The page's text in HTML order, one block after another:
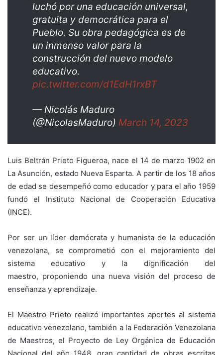
luchó por una educación universal,
gratuita y democrática para el
Pueblo. Su obra pedagógica es de
un inmenso valor para la
construcción del nuevo modelo
educativo.
pic.twitter.com/d1EdH1rxBT
— Nicolás Maduro
(@NicolasMaduro) March 14, 2023
Luis Beltrán Prieto Figueroa, nace el 14 de marzo 1902 en
La Asunción, estado Nueva Esparta. A partir de los 18 años
de edad se desempeñó como educador y para el año 1959
fundó el Instituto Nacional de Cooperación Educativa
(INCE).
Por ser un líder demócrata y humanista de la educación
venezolana, se comprometió con el mejoramiento del
sistema educativo y la dignificación del
maestro, proponiendo una nueva visión del proceso de
enseñanza y aprendizaje.
El Maestro Prieto realizó importantes aportes al sistema
educativo venezolano, también a la Federación Venezolana
de Maestros, el Proyecto de Ley Orgánica de Educación
Nacional del año 1948, gran cantidad de obras escritas